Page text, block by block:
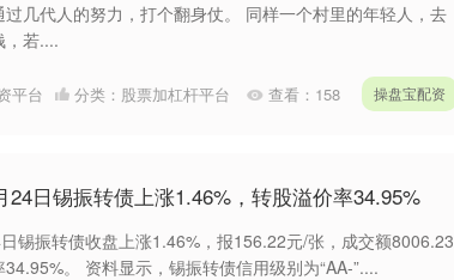
几代人的努力，打个翻身仗。 同样一个村里的年轻人，去
，若....
平台 分类： 股票加杠杆平台 查看： 158 操盘宝配资
24日锡振转债上涨1.46%，转股溢价率34.95%
锡振转债收盘上涨1.46%，报156.22元/张，成交额8006.23
。 资料显示，锡振转债信用级别为“AA-”....